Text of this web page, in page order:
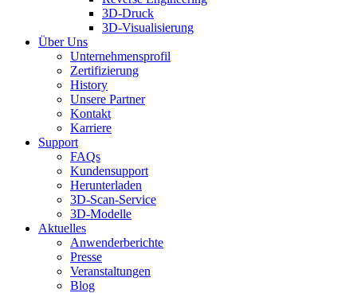
3D-Druck
3D-Visualisierung
Über Uns
Unternehmensprofil
Zertifizierung
History
Unsere Partner
Kontakt
Karriere
Support
FAQs
Kundensupport
Herunterladen
3D-Scan-Service
3D-Modelle
Aktuelles
Anwenderberichte
Presse
Veranstaltungen
Blog